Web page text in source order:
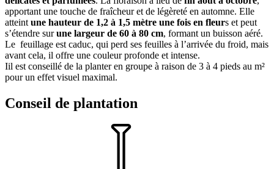
apportant une touche de fraîcheur et de légèreté en automne. Elle
atteint une hauteur de 1,2 à 1,5 mètre une fois en fleurs et peut
s’étendre surune largeur de 60 à 80 cm, formant un buisson aéré.
Le feuillage est caduc, qui perd ses feuilles à l’arrivée du froid, mais
avant cela, il offre une couleur profonde et intense.
Iil est conseillé de la planter en groupe à raison de 3 à 4 pieds au m²
pour un effet visuel maximal.
Conseil de plantation